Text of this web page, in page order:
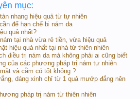
mục:
nhang hiệu quả từ tự nhiên
để hạn chế bị nám da
quả nhất?
tại nhà vừa rẻ tiền, vừa hiệu quả
hiệu quả nhất tại nhà từ thiên nhiên
điều trị nám da mà không phải ai cũng biết
của các phương pháp trị nám tự nhiên
và cằm có tốt không ?
dáng xinh chỉ từ 1 quả mướp đắng nên
pháp trị nám từ thiên nhiên